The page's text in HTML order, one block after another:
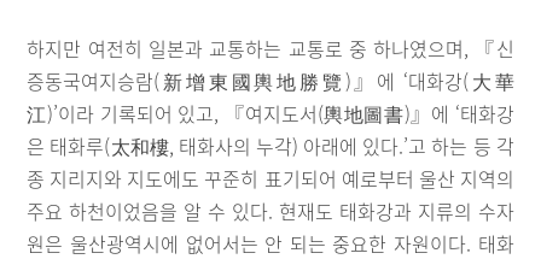
하지만 여전히 일본과 교통하는 교통로 중 하나였으며, 『신
증동국여지승람(新增東國輿地勝覽)』에 ‘대화강(大華
江)’이라 기록되어 있고, 『여지도서(輿地圖書)』에 ‘태화강
은 태화루(太和樓, 태화사의 누각) 아래에 있다.’고 하는 등 각
종 지리지와 지도에도 꾸준히 표기되어 예로부터 울산 지역의
주요 하천이었음을 알 수 있다. 현재도 태화강과 지류의 수자
원은 울산광역시에 없어서는 안 되는 중요한 자원이다. 태화